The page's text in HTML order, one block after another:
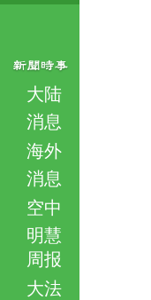
大陆
消息
海外
消息
空中
明慧
周报
大法